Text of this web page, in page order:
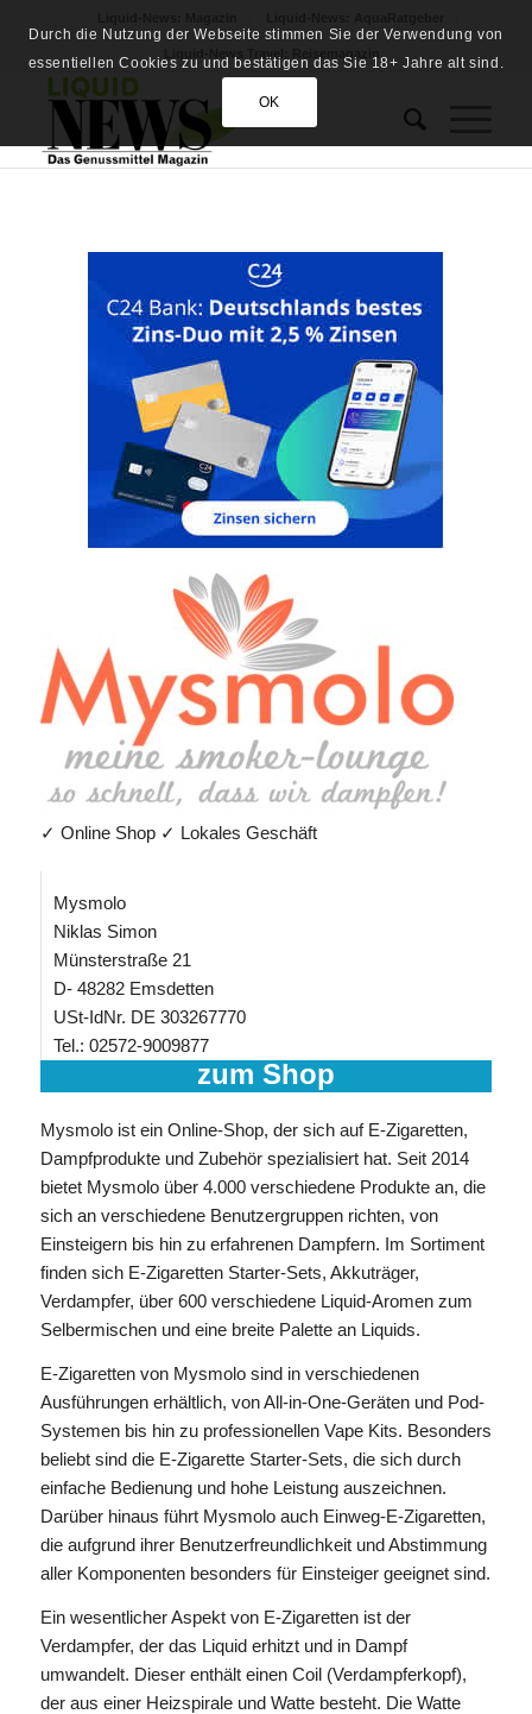
✓ Online Shop ✓ Lokales Geschäft
Mysmolo
Niklas Simon
Münsterstraße 21
D- 48282 Emsdetten
USt-IdNr. DE 303267770
Tel.: 02572-9009877
zum Shop
Mysmolo ist ein Online-Shop, der sich auf E-Zigaretten,
Dampfprodukte und Zubehör spezialisiert hat. Seit 2014
bietet Mysmolo über 4.000 verschiedene Produkte an, die
sich an verschiedene Benutzergruppen richten, von
Einsteigern bis hin zu erfahrenen Dampfern. Im Sortiment
finden sich E-Zigaretten Starter-Sets, Akkuträger,
Verdampfer, über 600 verschiedene Liquid-Aromen zum
Selbermischen und eine breite Palette an Liquids.
E-Zigaretten von Mysmolo sind in verschiedenen
Ausführungen erhältlich, von All-in-One-Geräten und Pod-
Systemen bis hin zu professionellen Vape Kits. Besonders
beliebt sind die E-Zigarette Starter-Sets, die sich durch
einfache Bedienung und hohe Leistung auszeichnen.
Darüber hinaus führt Mysmolo auch Einweg-E-Zigaretten,
die aufgrund ihrer Benutzerfreundlichkeit und Abstimmung
aller Komponenten besonders für Einsteiger geeignet sind.
Ein wesentlicher Aspekt von E-Zigaretten ist der
Verdampfer, der das Liquid erhitzt und in Dampf
umwandelt. Dieser enthält einen Coil (Verdampferkopf),
der aus einer Heizspirale und Watte besteht. Die Watte
Durch die Nutzung der Webseite stimmen Sie der Verwendung von
essentiellen Cookies zu und bestätigen das Sie 18+ Jahre alt sind.
OK